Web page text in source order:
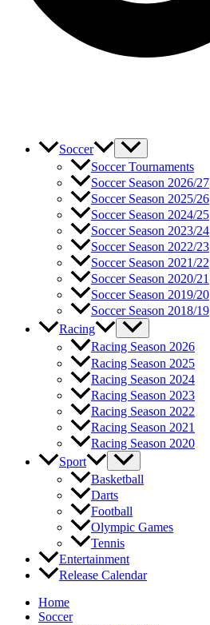
Soccer
Soccer Tournaments
Soccer Season 2026/27
Soccer Season 2025/26
Soccer Season 2024/25
Soccer Season 2023/24
Soccer Season 2022/23
Soccer Season 2021/22
Soccer Season 2020/21
Soccer Season 2019/20
Soccer Season 2018/19
Racing
Racing Season 2026
Racing Season 2025
Racing Season 2024
Racing Season 2023
Racing Season 2022
Racing Season 2021
Racing Season 2020
Sport
Basketball
Darts
Football
Olympic Games
Tennis
Entertainment
Release Calendar
Home
Soccer